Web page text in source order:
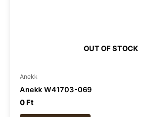
OUT OF STOCK
Anekk
Anekk W41703-069
0 Ft